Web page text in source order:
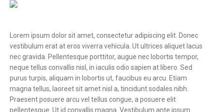
Lorem ipsum dolor sit amet, consectetur adipiscing elit. Donec
vestibulum erat at eros viverra vehicula. Ut ultrices aliquet lacus
nec gravida. Pellentesque porttitor, augue nec lobortis tempor,
neque tellus convallis nisl, in iaculis odio sapien at libero. Sed
purus turpis, aliquam in lobortis ut, faucibus eu arcu. Etiam
magna tellus, laoreet sit amet nisl a, tincidunt sodales nibh.
Praesent posuere arcu vel tellus congue, a posuere elit
pellentesque. Ut id convallis magna. Vestibulum ante ipsum